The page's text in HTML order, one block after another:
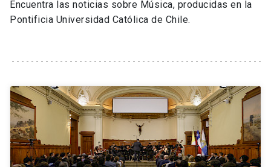
Internacionalización launch
Extensión
Vinculación
Universidad
Encuentra las noticias sobre Música, producidas en la
Pontificia Universidad Católica de Chile.